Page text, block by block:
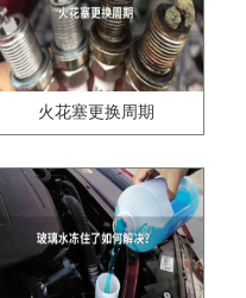
火花塞更换周期